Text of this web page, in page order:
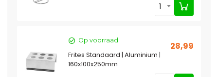
1
Op voorraad
28,99
Frites Standaard | Aluminium |
160x100x250mm